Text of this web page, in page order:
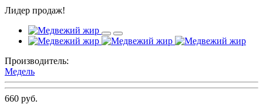
Лидер продаж!
Производитель:
Медель
660 руб.